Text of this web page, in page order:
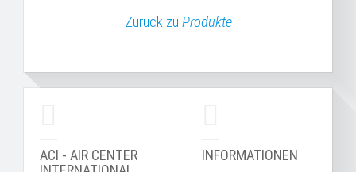
Zurück zu Produkte
ACI - AIR CENTER
INFORMATIONEN